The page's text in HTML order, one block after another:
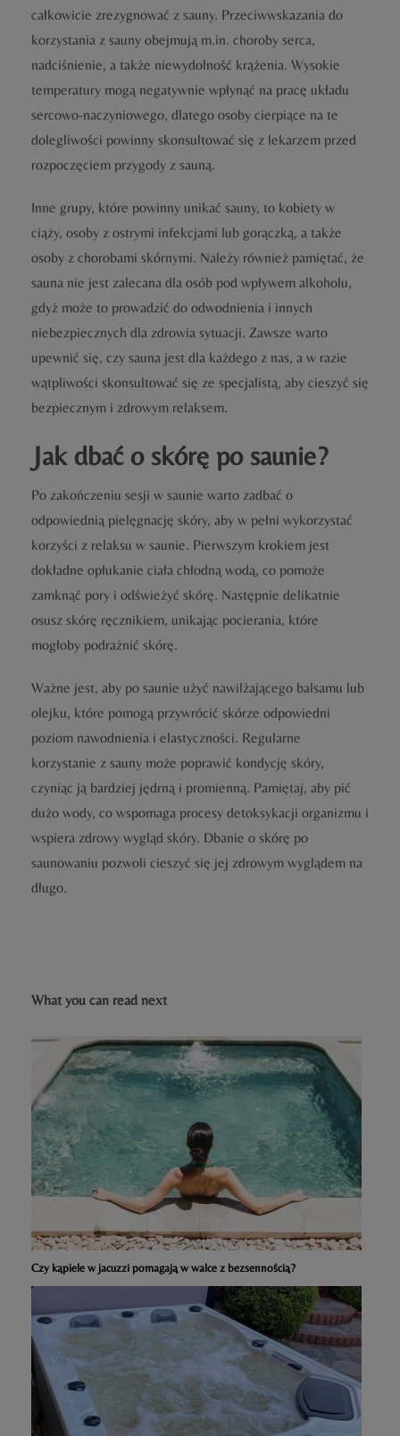
całkowicie zrezygnować z sauny. Przeciwwskazania do
korzystania z sauny obejmują m.in. choroby serca,
nadciśnienie, a także niewydolność krążenia. Wysokie
temperatury mogą negatywnie wpłynąć na pracę układu
sercowo-naczyniowego, dlatego osoby cierpiące na te
dolegliwości powinny skonsultować się z lekarzem przed
rozpoczęciem przygody z sauną.
Inne grupy, które powinny unikać sauny, to kobiety w
ciąży, osoby z ostrymi infekcjami lub gorączką, a także
osoby z chorobami skórnymi. Należy również pamiętać, że
sauna nie jest zalecana dla osób pod wpływem alkoholu,
gdyż może to prowadzić do odwodnienia i innych
niebezpiecznych dla zdrowia sytuacji. Zawsze warto
upewnić się, czy sauna jest dla każdego z nas, a w razie
wątpliwości skonsultować się ze specjalistą, aby cieszyć się
bezpiecznym i zdrowym relaksem.
Jak dbać o skórę po saunie?
Po zakończeniu sesji w saunie warto zadbać o
odpowiednią pielęgnację skóry, aby w pełni wykorzystać
korzyści z relaksu w saunie. Pierwszym krokiem jest
dokładne opłukanie ciała chłodną wodą, co pomoże
zamknąć pory i odświeżyć skórę. Następnie delikatnie
osusz skórę ręcznikiem, unikając pocierania, które
mogłoby podrażnić skórę.
Ważne jest, aby po saunie użyć nawilżającego balsamu lub
olejku, które pomogą przywrócić skórze odpowiedni
poziom nawodnienia i elastyczności. Regularne
korzystanie z sauny może poprawić kondycję skóry,
czyniąc ją bardziej jędrną i promienną. Pamiętaj, aby pić
dużo wody, co wspomaga procesy detoksykacji organizmu i
wspiera zdrowy wygląd skóry. Dbanie o skórę po
saunowaniu pozwoli cieszyć się jej zdrowym wyglądem na
długo.
What you can read next
Czy kąpiele w jacuzzi pomagają w walce z bezsennością?